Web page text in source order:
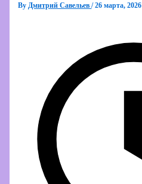
By Дмитрий Савельев/26 марта, 2026